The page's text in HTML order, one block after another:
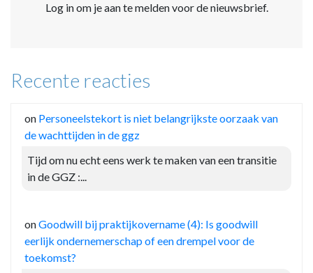
Log in om je aan te melden voor de nieuwsbrief.
Recente reacties
on Personeelstekort is niet belangrijkste oorzaak van
de wachttijden in de ggz
Tijd om nu echt eens werk te maken van een transitie
in de GGZ :...
onGoodwill bij praktijkovername (4): Is goodwill
eerlijk ondernemerschap of een drempel voor de
toekomst?